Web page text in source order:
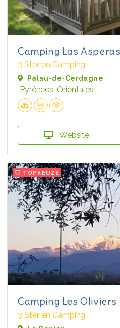
Camping Las Asperas
3 Sterren Camping
Palau-de-Cerdagne
Pyrénées-Orientales
Website
TOPKEUZE
Camping Les Oliviers
3 Sterren Camping